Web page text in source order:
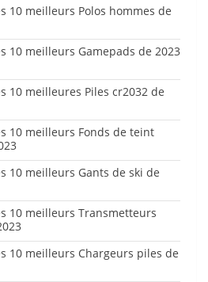
10 meilleurs Polos hommes de
10 meilleurs Gamepads de 2023
10 meilleures Piles cr2032 de
10 meilleurs Fonds de teint
10 meilleurs Gants de ski de
10 meilleurs Transmetteurs
10 meilleurs Chargeurs piles de